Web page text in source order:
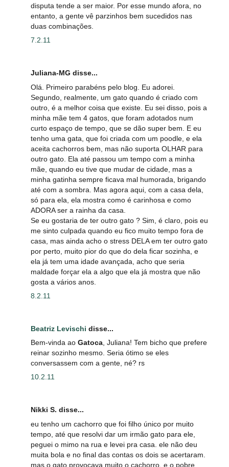
disputa tende a ser maior. Por esse mundo afora, no
entanto, a gente vê parzinhos bem sucedidos nas
duas combinações.
7.2.11
Juliana-MG disse...
Olá. Primeiro parabéns pelo blog. Eu adorei.
Segundo, realmente, um gato quando é criado com
outro, é a melhor coisa que existe. Eu sei disso, pois a
minha mãe tem 4 gatos, que foram adotados num
curto espaço de tempo, que se dão super bem. E eu
tenho uma gata, que foi criada com um poodle, e ela
aceita cachorros bem, mas não suporta OLHAR para
outro gato. Ela até passou um tempo com a minha
mãe, quando eu tive que mudar de cidade, mas a
minha gatinha sempre ficava mal humorada, brigando
até com a sombra. Mas agora aqui, com a casa dela,
só para ela, ela mostra como é carinhosa e como
ADORA ser a rainha da casa.
Se eu gostaria de ter outro gato ? Sim, é claro, pois eu
me sinto culpada quando eu fico muito tempo fora de
casa, mas ainda acho o stress DELA em ter outro gato
por perto, muito pior do que do dela ficar sozinha, e
ela já tem uma idade avançada, acho que seria
maldade forçar ela a algo que ela já mostra que não
gosta a vários anos.
8.2.11
Beatriz Levischi disse...
Bem-vinda ao Gatoca , Juliana! Tem bicho que prefere
reinar sozinho mesmo. Seria ótimo se eles
conversassem com a gente, né? rs
10.2.11
Nikki S. disse...
eu tenho um cachorro que foi filho único por muito
tempo, até que resolvi dar um irmão gato para ele,
peguei o mimo na rua e levei pra casa. ele não deu
muita bola e no final das contas os dois se acertaram.
mas o gato provocava muito o cachorro, e o pobre